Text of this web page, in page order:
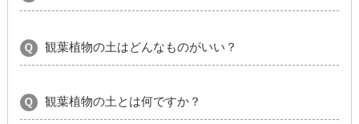
観葉植物の土はどんなものがいい？
観葉植物の土とは何ですか？